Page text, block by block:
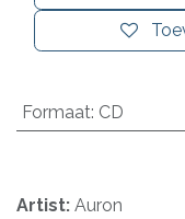
Formaat: CD
Artist: Auron